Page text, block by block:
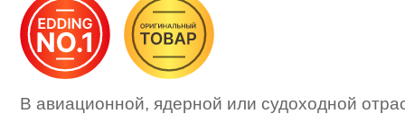
В авиационной, ядерной или судоходной